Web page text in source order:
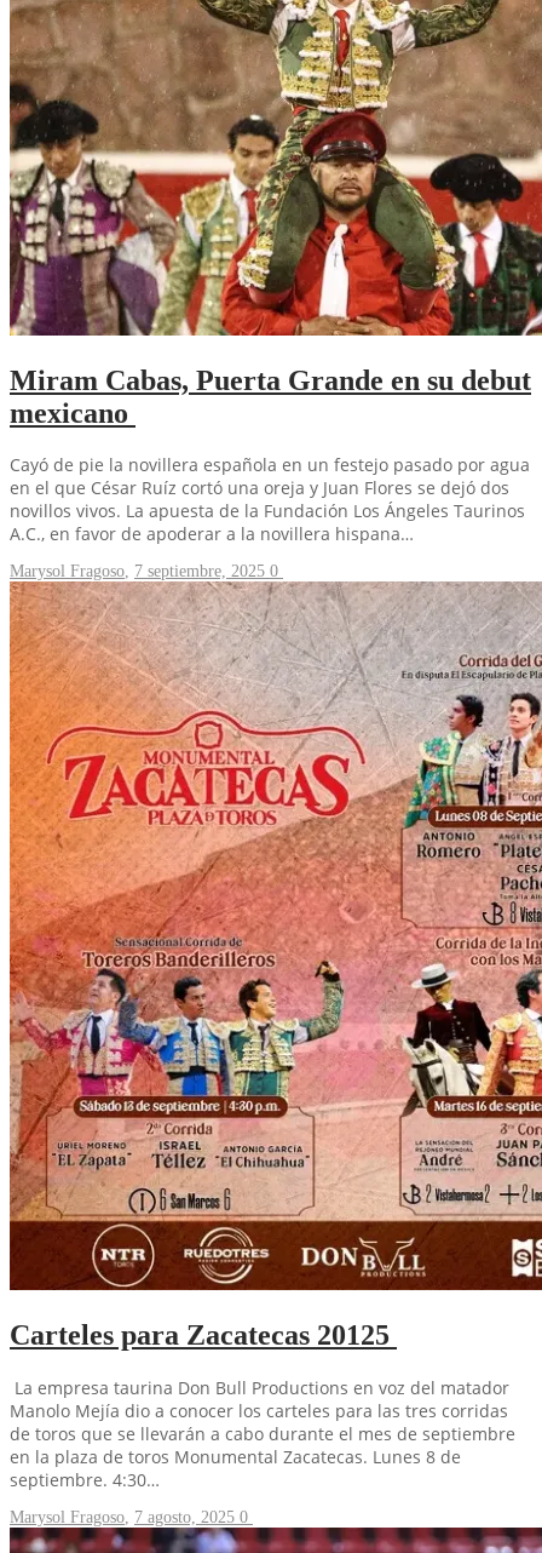
Miram Cabas, Puerta Grande en su debut
mexicano
Cayó de pie la novillera española en un festejo pasado por agua
en el que César Ruíz cortó una oreja y Juan Flores se dejó dos
novillos vivos. La apuesta de la Fundación Los Ángeles Taurinos
A.C., en favor de apoderar a la novillera hispana…
Marysol Fragoso, 7 septiembre, 2025 0
Carteles para Zacatecas 20125
La empresa taurina Don Bull Productions en voz del matador
Manolo Mejía dio a conocer los carteles para las tres corridas
de toros que se llevarán a cabo durante el mes de septiembre
en la plaza de toros Monumental Zacatecas. Lunes 8 de
septiembre. 4:30…
Marysol Fragoso, 7 agosto, 2025 0